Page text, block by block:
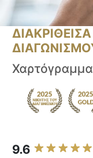
ΔΙΑΓΩΝΙΣΜΟΥ
Χαρτόγραμμα
9.6